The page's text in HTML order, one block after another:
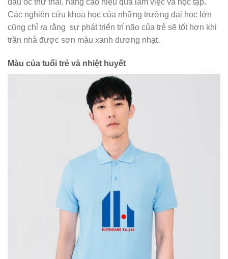
đầu óc thư thái, nâng cao hiệu quả làm việc và học tập.
Các nghiên cứu khoa học của những trường đại học lớn
cũng chỉ ra rằng sự phát triển trí não của trẻ sẽ tốt hơn khi
trần nhà được sơn màu xanh dương nhạt.
Màu của tuổi trẻ và nhiệt huyết